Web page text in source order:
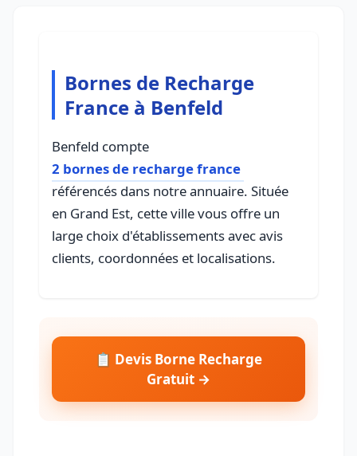
Bornes de Recharge
France à Benfeld
Benfeld compte
2 bornes de recharge france
référencés dans notre annuaire. Située
en Grand Est, cette ville vous offre un
large choix d'établissements avec avis
clients, coordonnées et localisations.
📋 Devis Borne Recharge
Gratuit →